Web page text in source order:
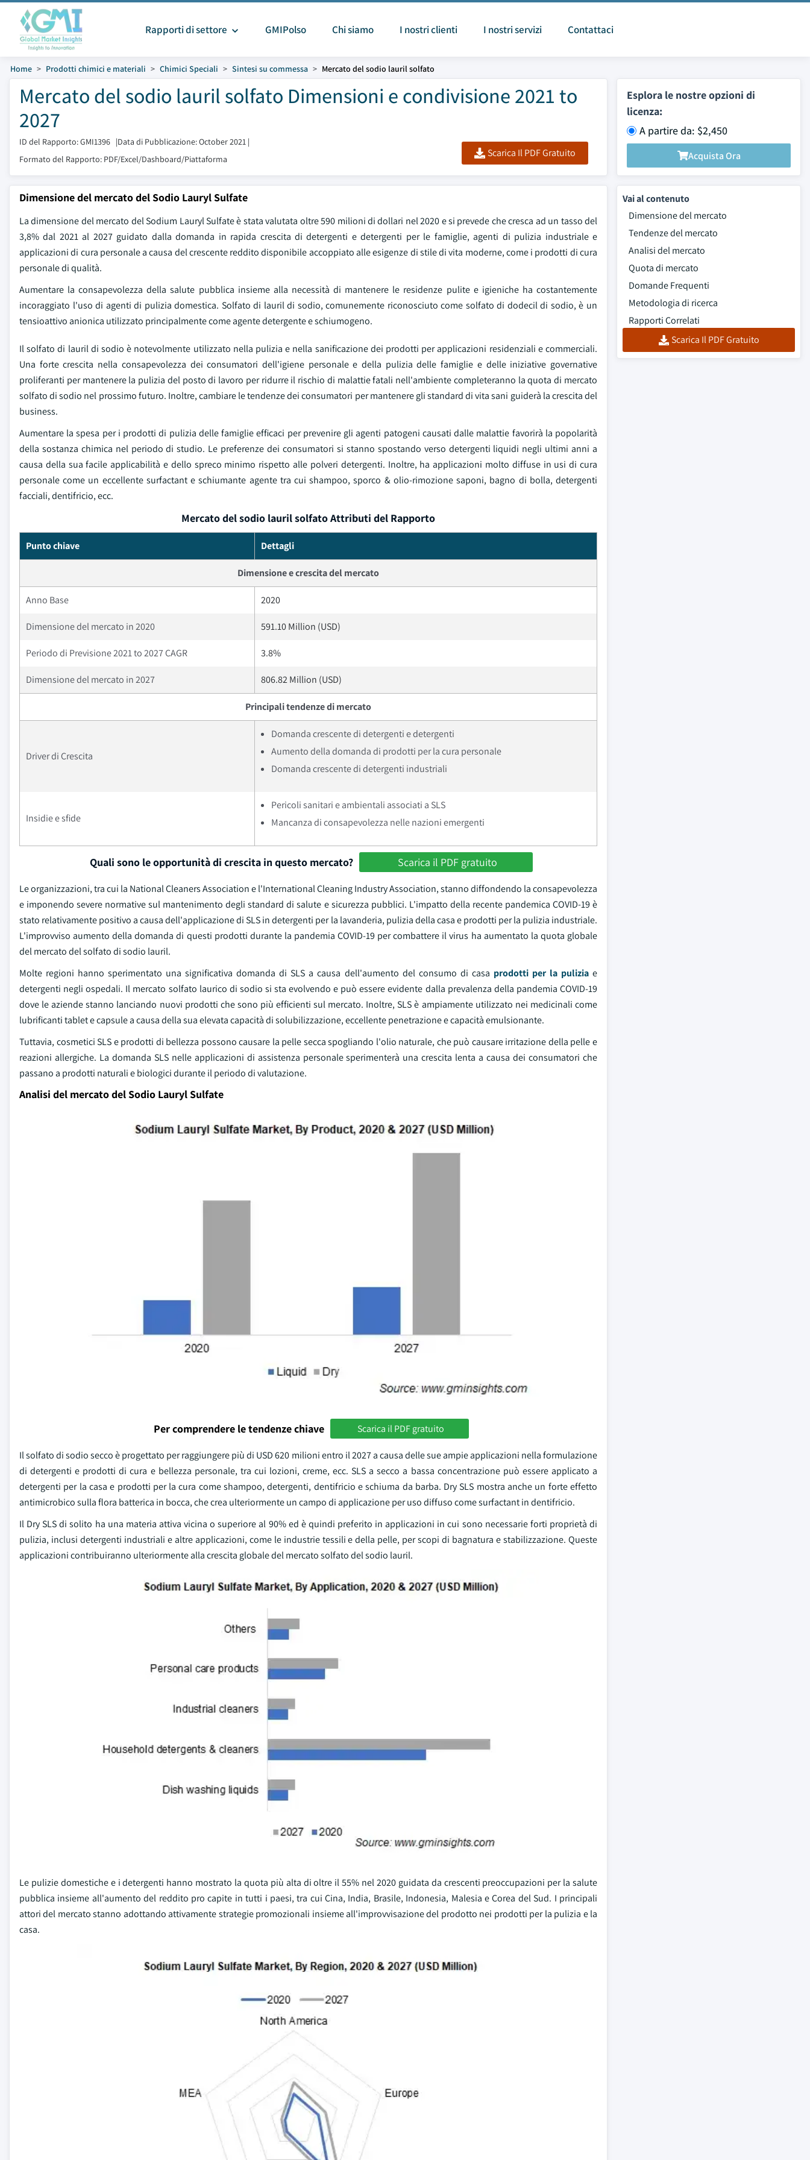
Rapporti di settore GMIPolso Chi siamo I nostri clienti I nostri servizi Contattaci
Home Prodotti chimici e materiali Chimici Speciali Sintesi su commessa Mercato del sodio lauril solfato
Mercato del sodio lauril solfato Dimensioni e condivisione 2021 to
2027
ID del Rapporto: GMI1396 |Data di Pubblicazione: October 2021 |
Formato del Rapporto: PDF/Excel/Dashboard/Piattaforma
Scarica Il PDF Gratuito
Esplora le nostre opzioni di
licenza:
A partire da: $2,450
Acquista Ora
Dimensione del mercato del Sodio Lauryl Sulfate
La dimensione del mercato del Sodium Lauryl Sulfate è stata valutata oltre 590 milioni di dollari nel 2020 e si prevede che cresca ad un tasso del
3,8% dal 2021 al 2027 guidato dalla domanda in rapida crescita di detergenti e detergenti per le famiglie, agenti di pulizia industriale e
applicazioni di cura personale a causa del crescente reddito disponibile accoppiato alle esigenze di stile di vita moderne, come i prodotti di cura
personale di qualità.
Aumentare la consapevolezza della salute pubblica insieme alla necessità di mantenere le residenze pulite e igieniche ha costantemente
incoraggiato l'uso di agenti di pulizia domestica. Solfato di lauril di sodio, comunemente riconosciuto come solfato di dodecil di sodio, è un
tensioattivo anionica utilizzato principalmente come agente detergente e schiumogeno.
Il solfato di lauril di sodio è notevolmente utilizzato nella pulizia e nella sanificazione dei prodotti per applicazioni residenziali e commerciali.
Una forte crescita nella consapevolezza dei consumatori dell'igiene personale e della pulizia delle famiglie e delle iniziative governative
proliferanti per mantenere la pulizia del posto di lavoro per ridurre il rischio di malattie fatali nell'ambiente completeranno la quota di mercato
solfato di sodio nel prossimo futuro. Inoltre, cambiare le tendenze dei consumatori per mantenere gli standard di vita sani guiderà la crescita del
business.
Aumentare la spesa per i prodotti di pulizia delle famiglie efficaci per prevenire gli agenti patogeni causati dalle malattie favorirà la popolarità
della sostanza chimica nel periodo di studio. Le preferenze dei consumatori si stanno spostando verso detergenti liquidi negli ultimi anni a
causa della sua facile applicabilità e dello spreco minimo rispetto alle polveri detergenti. Inoltre, ha applicazioni molto diffuse in usi di cura
personale come un eccellente surfactant e schiumante agente tra cui shampoo, sporco & olio-rimozione saponi, bagno di bolla, detergenti
facciali, dentifricio, ecc.
Mercato del sodio lauril solfato Attributi del Rapporto
Punto chiave Dettagli
Dimensione e crescita del mercato
Anno Base 2020
Dimensione del mercato in 2020 591.10 Million (USD)
Periodo di Previsione 2021 to 2027 CAGR 3.8%
Dimensione del mercato in 2027 806.82 Million (USD)
Principali tendenze di mercato
Driver di Crescita
Domanda crescente di detergenti e detergenti
Aumento della domanda di prodotti per la cura personale
Domanda crescente di detergenti industriali
Insidie e sfide
Pericoli sanitari e ambientali associati a SLS
Mancanza di consapevolezza nelle nazioni emergenti
Quali sono le opportunità di crescita in questo mercato? Scarica il PDF gratuito
Le organizzazioni, tra cui la National Cleaners Association e l'International Cleaning Industry Association, stanno diffondendo la consapevolezza
e imponendo severe normative sul mantenimento degli standard di salute e sicurezza pubblici. L'impatto della recente pandemica COVID-19 è
stato relativamente positivo a causa dell'applicazione di SLS in detergenti per la lavanderia, pulizia della casa e prodotti per la pulizia industriale.
L'improvviso aumento della domanda di questi prodotti durante la pandemia COVID-19 per combattere il virus ha aumentato la quota globale
del mercato del solfato di sodio lauril.
Molte regioni hanno sperimentato una significativa domanda di SLS a causa dell'aumento del consumo di casa prodotti per la puliziae
detergenti negli ospedali. Il mercato solfato laurico di sodio si sta evolvendo e può essere evidente dalla prevalenza della pandemia COVID-19
dove le aziende stanno lanciando nuovi prodotti che sono più efficienti sul mercato. Inoltre, SLS è ampiamente utilizzato nei medicinali come
lubrificanti tablet e capsule a causa della sua elevata capacità di solubilizzazione, eccellente penetrazione e capacità emulsionante.
Tuttavia, cosmetici SLS e prodotti di bellezza possono causare la pelle secca spogliando l'olio naturale, che può causare irritazione della pelle e
reazioni allergiche. La domanda SLS nelle applicazioni di assistenza personale sperimenterà una crescita lenta a causa dei consumatori che
passano a prodotti naturali e biologici durante il periodo di valutazione.
Analisi del mercato del Sodio Lauryl Sulfate
Per comprendere le tendenze chiave Scarica il PDF gratuito
Il solfato di sodio secco è progettato per raggiungere più di USD 620 milioni entro il 2027 a causa delle sue ampie applicazioni nella formulazione
di detergenti e prodotti di cura e bellezza personale, tra cui lozioni, creme, ecc. SLS a secco a bassa concentrazione può essere applicato a
detergenti per la casa e prodotti per la cura come shampoo, detergenti, dentifricio e schiuma da barba. Dry SLS mostra anche un forte effetto
antimicrobico sulla flora batterica in bocca, che crea ulteriormente un campo di applicazione per uso diffuso come surfactant in dentifricio.
Il Dry SLS di solito ha una materia attiva vicina o superiore al 90% ed è quindi preferito in applicazioni in cui sono necessarie forti proprietà di
pulizia, inclusi detergenti industriali e altre applicazioni, come le industrie tessili e della pelle, per scopi di bagnatura e stabilizzazione. Queste
applicazioni contribuiranno ulteriormente alla crescita globale del mercato solfato del sodio lauril.
Le pulizie domestiche e i detergenti hanno mostrato la quota più alta di oltre il 55% nel 2020 guidata da crescenti preoccupazioni per la salute
pubblica insieme all'aumento del reddito pro capite in tutti i paesi, tra cui Cina, India, Brasile, Indonesia, Malesia e Corea del Sud. I principali
attori del mercato stanno adottando attivamente strategie promozionali insieme all'improvvisazione del prodotto nei prodotti per la pulizia e la
casa.
Vai al contenuto
Dimensione del mercato
Tendenze del mercato
Analisi del mercato
Quota di mercato
Domande Frequenti
Metodologia di ricerca
Rapporti Correlati
Scarica Il PDF Gratuito